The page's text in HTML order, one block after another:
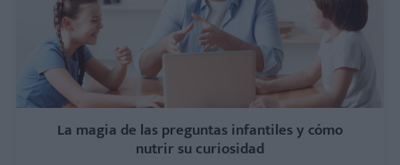
La magia de las preguntas infantiles y cómo
nutrir su curiosidad